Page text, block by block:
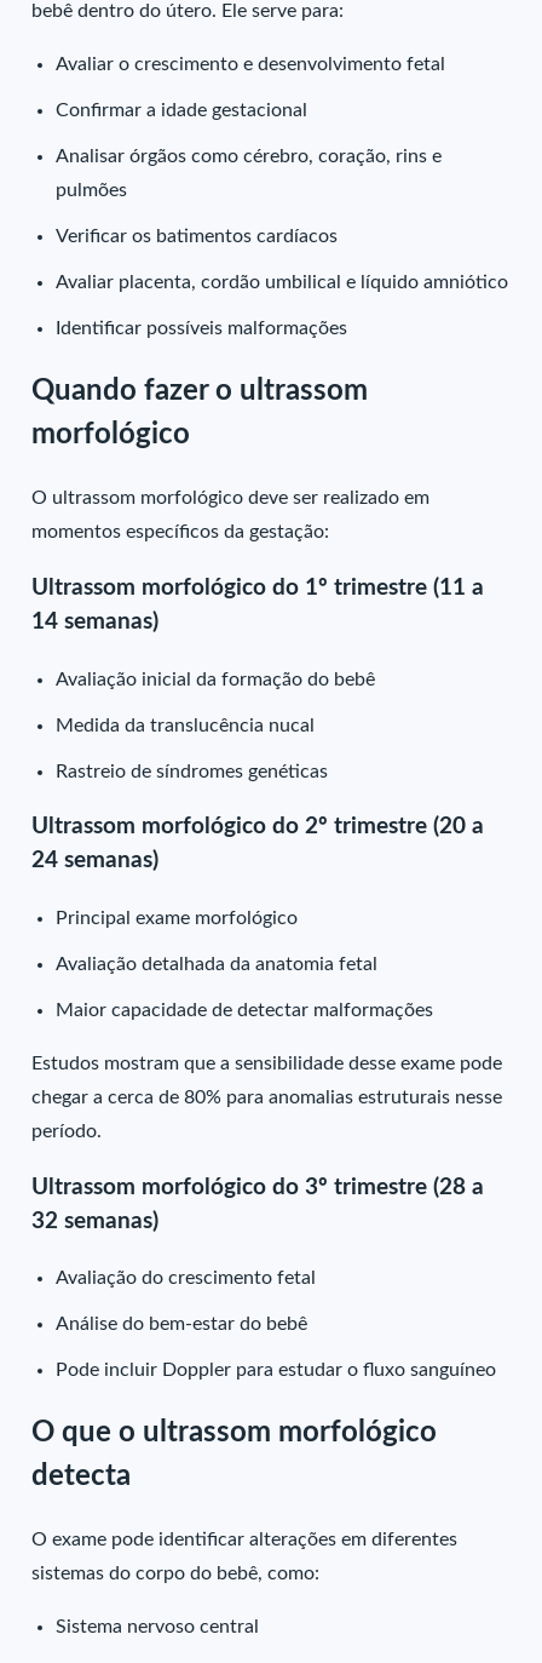
bebê dentro do útero. Ele serve para:
Avaliar o crescimento e desenvolvimento fetal
Confirmar a idade gestacional
Analisar órgãos como cérebro, coração, rins e
pulmões
Verificar os batimentos cardíacos
Avaliar placenta, cordão umbilical e líquido amniótico
Identificar possíveis malformações
Quando fazer o ultrassom
morfológico
O ultrassom morfológico deve ser realizado em
momentos específicos da gestação:
Ultrassom morfológico do 1º trimestre (11 a
14 semanas)
Avaliação inicial da formação do bebê
Medida da translucência nucal
Rastreio de síndromes genéticas
Ultrassom morfológico do 2º trimestre (20 a
24 semanas)
Principal exame morfológico
Avaliação detalhada da anatomia fetal
Maior capacidade de detectar malformações
Estudos mostram que a sensibilidade desse exame pode
chegar a cerca de 80% para anomalias estruturais nesse
período.
Ultrassom morfológico do 3º trimestre (28 a
32 semanas)
Avaliação do crescimento fetal
Análise do bem-estar do bebê
Pode incluir Doppler para estudar o fluxo sanguíneo
O que o ultrassom morfológico
detecta
O exame pode identificar alterações em diferentes
sistemas do corpo do bebê, como:
Sistema nervoso central